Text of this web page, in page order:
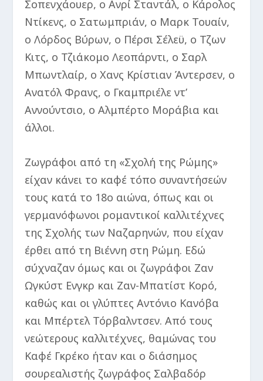
Σοπενχάουερ, ο Ανρί Σταντάλ, ο Κάρολος
Ντίκενς, ο Σατωμπριάν, ο Μαρκ Τουαίν,
ο Λόρδος Βύρων, ο Πέρσι Σέλεϋ, ο Τζων
Κιτς, ο Τζιάκομο Λεοπάρντι, ο Σαρλ
Μπωντλαίρ, ο Χανς Κρίστιαν Άντερσεν, ο
Ανατόλ Φρανς, ο Γκαμπριέλε ντ’
Αννούντσιο, ο Αλμπέρτο Μοράβια και
άλλοι.
Ζωγράφοι από τη «Σχολή της Ρώμης»
είχαν κάνει το καφέ τόπο συναντήσεών
τους κατά το 18o αιώνα, όπως και οι
γερμανόφωνοι ρομαντικοί καλλιτέχνες
της Σχολής των Ναζαρηνών, που είχαν
έρθει από τη Βιέννη στη Ρώμη. Εδώ
σύχναζαν όμως και οι ζωγράφοι Ζαν
Ωγκύστ Ενγκρ και Ζαν-Μπατίστ Κορό,
καθώς και οι γλύπτες Αντόνιο Κανόβα
και Μπέρτελ Τόρβαλντσεν. Από τους
νεώτερους καλλιτέχνες, θαμώνας του
Καφέ Γκρέκο ήταν και ο διάσημος
σουρεαλιστής ζωγράφος Σαλβαδόρ